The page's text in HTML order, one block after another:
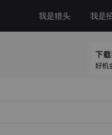
我是猎头 我是